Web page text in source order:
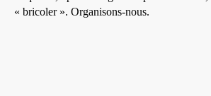
« bricoler ». Organisons-nous.